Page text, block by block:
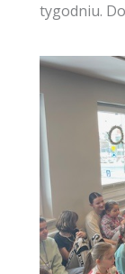
tygodniu.